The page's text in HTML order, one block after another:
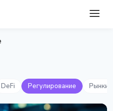
DeFi Регулирование Рынки